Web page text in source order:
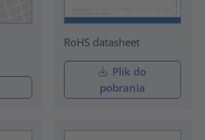
RoHS datasheet
Plik do
pobrania